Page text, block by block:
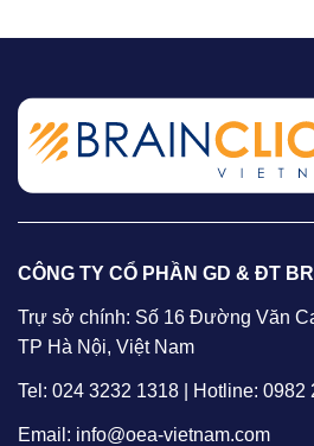
CÔNG TY CỔ PHẦN GD & ĐT
Trự sở chính: Số 16 Đường Văn
TP Hà Nội, Việt Nam
Tel: 024 3232 1318 | Hotline: 0982
Email: info@oea-vietnam.com